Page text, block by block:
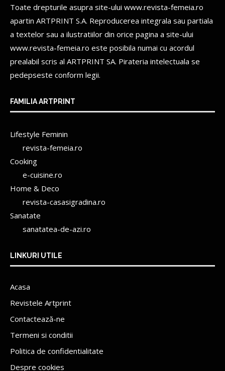
Toate drepturile asupra site-ului www.revista-femeia.ro
apartin ARTPRINT S.A. Reproducerea integrala sau partiala
a textelor sau a ilustratiilor din orice pagina a site-ului
www.revista-femeia.ro este posibila numai cu acordul
prealabil scris al ARTPRINT SA. Pirateria intelectuala se
pedepseste conform legii.
FAMILIA ARTPRINT
Lifestyle Feminin
revista-femeia.ro
Cooking
e-cuisine.ro
Home & Deco
revista-casasigradina.ro
Sanatate
sanatatea-de-azi.ro
LINKURI UTILE
Acasa
Revistele Artprint
Contactează-ne
Termeni si conditii
Politica de confidentialitate
Despre cookies